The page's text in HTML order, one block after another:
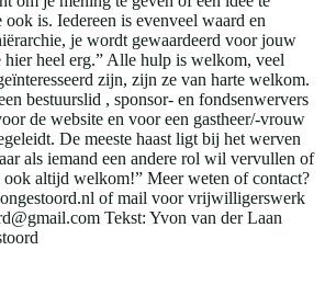
is. Iedereen is evenveel waard en
je wordt gewaardeerd voor jouw
hier heel erg.” Alle hulp is welkom, veel
zijn, zijn ze van harte welkom.
bestuurslid , sponsor- en fondsenwervers
de website en voor een gastheer/-vrouw
De meeste haast ligt bij het werven
als iemand een andere rol wil vervullen of
ook altijd welkom!” Meer weten of contact?
of mail voor vrijwilligerswerk
Tekst: Yvon van der Laan